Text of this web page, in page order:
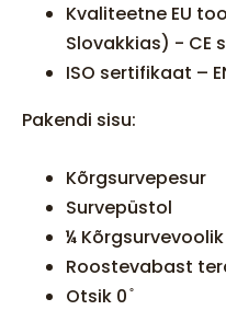
Kvaliteetne EU
Slovakkias) - CE
ISO sertifikaat –
Pakendi sisu:
Kõrgsurvepesur
Survepüstol
¼ Kõrgsurvevoolik
Roostevabast
Otsik 0 ̊